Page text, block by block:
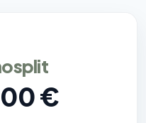
€